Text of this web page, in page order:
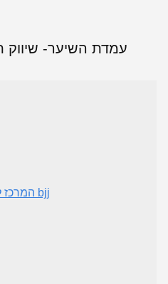
המרכז לג'יו ג'יטסו ברזילאי במודיעין bjj